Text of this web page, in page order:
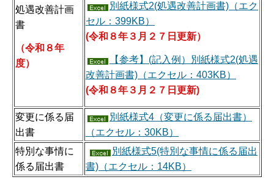
処遇改善計画
書
（令和８年
度）
別紙様式2(処遇改善計画書)（エク
セル：399KB）
(令和８年３月２７日更新）
【参考】(記入例）別紙様式2(処遇
改善計画書)（エクセル：403KB）
(令和８年３月２７日更新)
変更に係る届
出書
別紙様式4（変更に係る届出書）
（エクセル：30KB）
特別な事情に
係る届出書
別紙様式5(特別な事情に係る届出
書)（エクセル：14KB）